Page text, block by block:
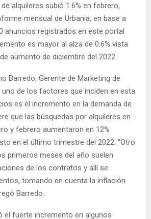
alquileres subió 1.6% en febrero,
mensual de Urbania, en base a
anuncios registrados en este portal
es mayor al alza de 0.6% vista
aumento de diciembre del 2022.
Barredo, Gerente de Marketing de
uno de los factores que inciden en esta
es el incremento en la demanda de
que las búsquedas por alquileres en
y febrero aumentaron en 12%
en el último trimestre del 2022. “Otro
primeros meses del año suelen
de los contratos y allí se
tomando en cuenta la inflación
Barredo.
el fuerte incremento en algunos